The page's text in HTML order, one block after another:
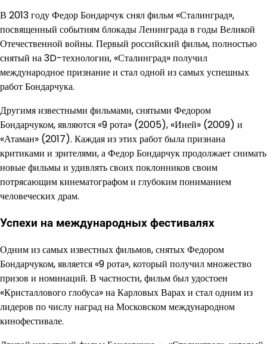
В 2013 году Федор Бондарчук снял фильм «Сталинград»,
посвященный событиям блокады Ленинграда в годы Великой
Отечественной войны. Первый российский фильм, полностью
снятый на 3D-технологии, «Сталинград» получил
международное признание и стал одной из самых успешных
работ Бондарчука.
Другимя известными фильмами, снятыми Федором
Бондарчуком, являются «9 рота» (2005), «Иней» (2009) и
«Атаман» (2017). Каждая из этих работ была признана
критиками и зрителями, а Федор Бондарчук продолжает снимать
новые фильмы и удивлять своих поклонников своим
потрясающим кинематографом и глубоким пониманием
человеческих драм.
Успехи на международных фестивалях
Одним из самых известных фильмов, снятых Федором
Бондарчуком, является «9 рота», который получил множество
призов и номинаций. В частности, фильм был удостоен
«Кристаллового глобуса» на Карловых Варах и стал одним из
лидеров по числу наград на Московском международном
кинофестивале.